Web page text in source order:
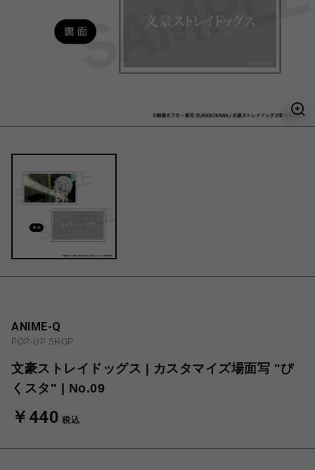
ANIME-Q
POP-UP SHOP
文豪ストレイドッグス | カスタマイズ場面写 "ぴ
くスタ" | No.09
￥440 税込